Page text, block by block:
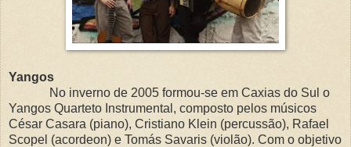
Yangos
No inverno de 2005 formou-se em Caxias do Sul o
Yangos Quarteto Instrumental, composto pelos músicos
César Casara (piano), Cristiano Klein (percussão), Rafael
Scopel (acordeon) e Tomás Savaris (violão). Com o objetivo